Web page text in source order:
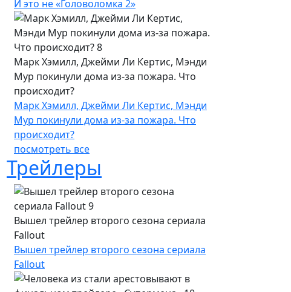
И это не «Головоломка 2»
Марк Хэмилл, Джейми Ли Кертис, Мэнди
Мур покинули дома из-за пожара. Что
происходит?
Марк Хэмилл, Джейми Ли Кертис, Мэнди
Мур покинули дома из-за пожара. Что
происходит?
посмотреть все
Трейлеры
Вышел трейлер второго сезона сериала
Fallout
Вышел трейлер второго сезона сериала
Fallout